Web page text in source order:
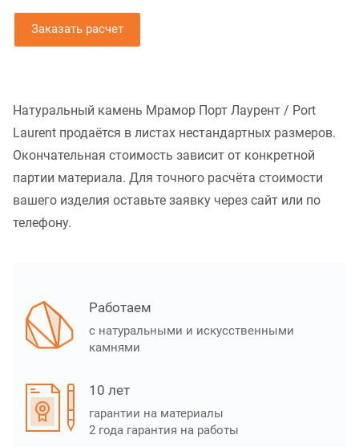
Заказать расчет
Натуральный камень Мрамор Порт Лаурент / Port
Laurent продаётся в листах нестандартных размеров.
Окончательная стоимость зависит от конкретной
партии материала. Для точного расчёта стоимости
вашего изделия оставьте заявку через сайт или по
телефону.
Работаем
с натуральными и искусственными
камнями
10 лет
гарантии на материалы
2 года гарантия на работы